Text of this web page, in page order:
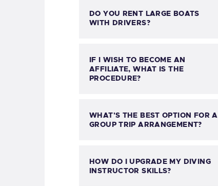
DO YOU RENT LARGE BOATS
WITH DRIVERS?
IF I WISH TO BECOME AN
AFFILIATE, WHAT IS THE
PROCEDURE?
WHAT'S THE BEST OPTION FOR A
GROUP TRIP ARRANGEMENT?
HOW DO I UPGRADE MY DIVING
INSTRUCTOR SKILLS?